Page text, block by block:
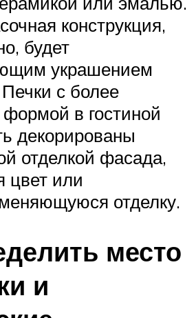
конструкция,
будет
украшением
Печки с более
в гостиной
декорированы
отделкой фасада,
цвет или
отделку.
место
и